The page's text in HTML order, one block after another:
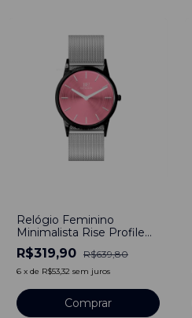
Relógio Feminino
Minimalista Rise Profile
Rosa Pulseira de Metal
Prata 40mm Aço
Inoxidável banhado a
R$319,90 R$639,80
6 x de R$53,32 sem juros
Comprar